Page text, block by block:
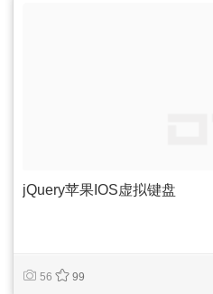
jQuery苹果IOS虚拟键盘
56 99